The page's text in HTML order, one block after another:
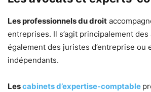
Les professionnels du droit
entreprises. Il s’agit principalement des
également des juristes d’entreprise ou
indépendants.
Lescabinets d’expertise-comptable